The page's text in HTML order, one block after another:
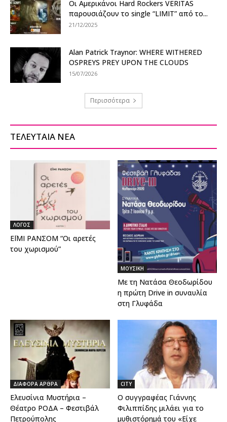
Οι Αμερικάνοι Hard Rockers VERITAS
παρουσιάζουν το single “LIMIT” από το...
21/12/2025
Alan Patrick Traynor: WHERE WITHERED
OSPREYS PREY UPON THE CLOUDS
15/07/2026
Περισσότερα
ΤΕΛΕΥΤΑΙΑ ΝΕΑ
ΛΟΓΟΣ
ΕΪΜΙ ΡΑΝΣΟΜ “Οι αρετές
του χωρισμού”
ΜΟΥΣΙΚΗ
Με τη Νατάσα Θεοδωρίδου
η πρώτη Drive in συναυλία
στη Γλυφάδα
ΔΙΑΦΟΡΑ ΑΡΘΡΑ
Ελευσίνια Μυστήρια –
Θέατρο ΡΟΔΑ – Φεστιβάλ
Πετρούπολης
CITY
Ο συγγραφέας Γιάννης
Φιλιππίδης μιλάει για το
μυθιστόρημά του «Είχε